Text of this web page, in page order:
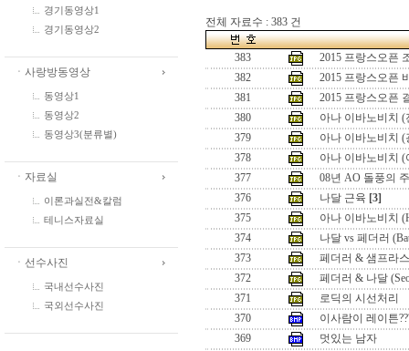
경기동영상1
경기동영상2
ㆍ사랑방동영상
동영상1
동영상2
동영상3(분류별)
ㆍ자료실
이론과실전&칼럼
테니스자료실
ㆍ선수사진
국내선수사진
국외선수사진
전체 자료수 : 383 건
383
2015 프랑스오픈
382
2015 프랑스오픈
381
2015 프랑스오픈
380
아나 이바노비치 (
379
아나 이바노비치
378
아나 이바노비치 (
377
08년 AO 돌풍의
376
나달 근육 [3]
375
아나 이바노비치
374
나달 vs 페더러
373
페더러 & 샘프라
372
페더러 & 나달
371
로딕의 시선처리
370
이사람이 레이튼
369
멋있는 남자